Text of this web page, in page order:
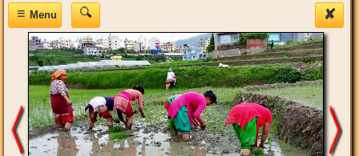
✘
≡Menu